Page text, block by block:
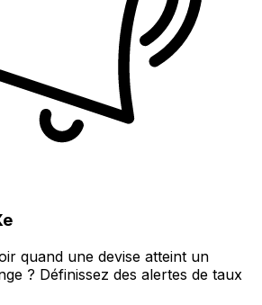
quand une devise atteint un
? Définissez des alertes de taux